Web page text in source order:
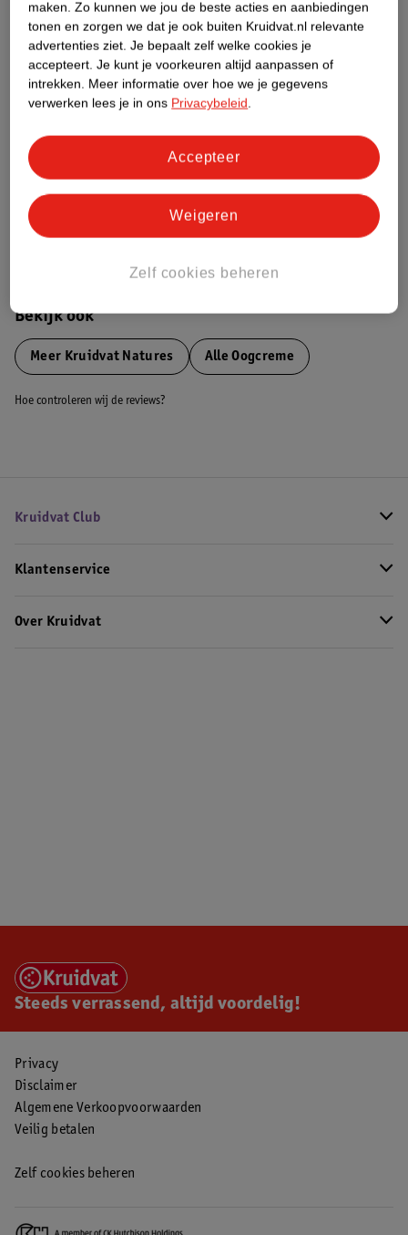
Etiketinformatie
Nature Impact Score
Dit product heeft (nog) geen Nature
Impact Score.
Bekijk ook
Meer Kruidvat Natures Alle Oogcreme
Hoe controleren wij de reviews?
Kruidvat Club
Klantenservice
Over Kruidvat
Steeds verrassend, altijd voordelig!
Privacy
Disclaimer
Algemene Verkoopvoorwaarden
Veilig betalen
Zelf cookies beheren
maken. Zo kunnen we jou de beste acties en aanbiedingen
tonen en zorgen we dat je ook buiten Kruidvat.nl relevante
advertenties ziet. Je bepaalt zelf welke cookies je
accepteert. Je kunt je voorkeuren altijd aanpassen of
intrekken. Meer informatie over hoe we je gegevens
verwerken lees je in ons Privacybeleid.
Zelf cookies beheren
Weigeren
Accepteer